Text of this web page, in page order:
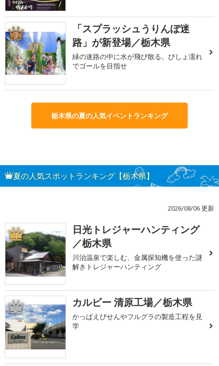
3
「スプラッシュうりんぼ迷
路」が新登場／栃木県
緑の迷路の中に水が飛び散る。びしょ濡れ
でゴールを目指せ
栃木県の夏の人気イベントランキング
夏の人気スポットランキング【栃木県】
2026/08/06 更新
1
日光トレジャーハンティング
／栃木県
川治温泉で楽しむ、金属探知機を使った謎
解きトレジャーハンティング
2 カルビー 清原工場／栃木県
かっぱえびせんやフルグラの製造工程を見
学